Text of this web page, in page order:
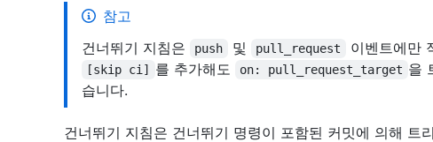
참고
건너뛰기 지침은
push 및 pull_request 이벤트에만
[skip ci] 를 추가해도 on: pull_request_target 을
습니다.
건너뛰기 지침은 건너뛰기 명령이 포함된 커밋에 의해 트